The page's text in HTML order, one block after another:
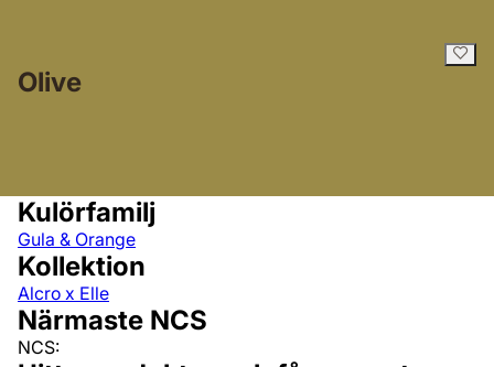
Olive
Kulörfamilj
Gula & Orange
Kollektion
Alcro x Elle
Närmaste NCS
NCS: